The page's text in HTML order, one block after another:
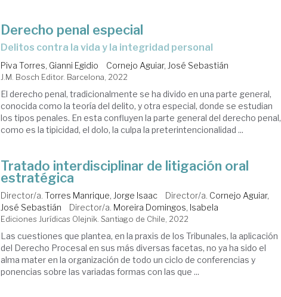
Derecho penal especial
delitos contra la vida y la integridad personal
Piva Torres, Gianni Egidio Cornejo Aguiar, José Sebastián
J.M. Bosch Editor. Barcelona, 2022
El derecho penal, tradicionalmente se ha divido en una parte general,
conocida como la teoría del delito, y otra especial, donde se estudian
los tipos penales. En esta confluyen la parte general del derecho penal,
como es la tipicidad, el dolo, la culpa la preterintencionalidad ...
Tratado interdisciplinar de litigación oral
estratégica
Director/a.Torres Manrique, Jorge Isaac Director/a. Cornejo Aguiar,
José Sebastián
Director/a. Moreira Domingos, Isabela
Ediciones Jurídicas Olejnik. Santiago de Chile, 2022
Las cuestiones que plantea, en la praxis de los Tribunales, la aplicación
del Derecho Procesal en sus más diversas facetas, no ya ha sido el
alma mater en la organización de todo un ciclo de conferencias y
ponencias sobre las variadas formas con las que ...